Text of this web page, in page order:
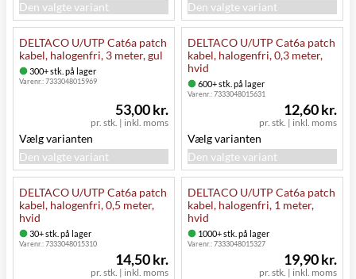
Den valgte variant
Den valgte variant
DELTACO U/UTP Cat6a patch
kabel, halogenfri, 3 meter, gul
300+ stk. på lager
Varenr.:7333048015969
pr. stk. | inkl. moms
53,00 kr.
Vælg varianten
Den valgte variant
DELTACO U/UTP Cat6a patch
kabel, halogenfri, 0,3 meter,
hvid
600+ stk. på lager
Varenr.:7333048015631
pr. stk. | inkl. moms
12,60 kr.
Vælg varianten
Den valgte variant
DELTACO U/UTP Cat6a patch
kabel, halogenfri, 0,5 meter,
hvid
30+ stk. på lager
Varenr.:7333048015310
pr. stk. | inkl. moms
14,50 kr.
DELTACO U/UTP Cat6a patch
kabel, halogenfri, 1 meter,
hvid
1000+ stk. på lager
Varenr.:7333048015327
pr. stk. | inkl. moms
19,90 kr.